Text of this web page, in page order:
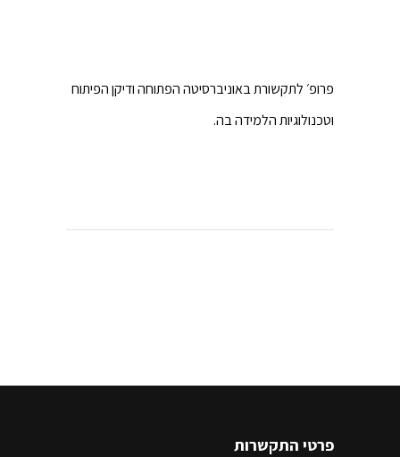
פרופ׳ לתקשורת באוניברסיטה הפתוחה ודיקן הפיתוח
וטכנולוגיות הלמידה בה.
פרטי התקשרות